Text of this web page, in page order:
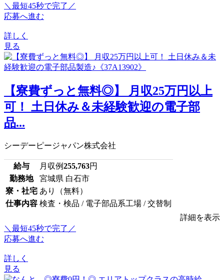
＼最短45秒で完了／
応募へ進む
詳しく
見る
【寮費ずっと無料◎】 月収25万円以上
可！ 土日休み＆未経験歓迎の電子部
品...
シーデーピージャパン株式会社
給与 月収例255,763円
勤務地
宮城県 白石市
寮・社宅 あり（無料）
仕事内容 検査・検品 / 電子部品系工場 / 交替制
詳細を表示
＼最短45秒で完了／
応募へ進む
詳しく
見る